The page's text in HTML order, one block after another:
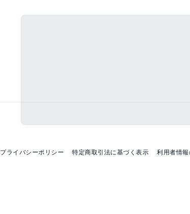
プライバシーポリシー 特定商取引法に基づく表示 利用者情